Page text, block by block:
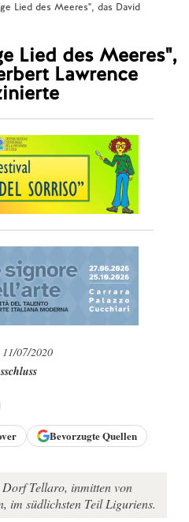
Lied des Meeres", das David
Lied des Meeres",
Lawrence
07/2020
Bevorzugte Quellen
Tellaro, inmitten von
im südlichsten Teil Liguriens.